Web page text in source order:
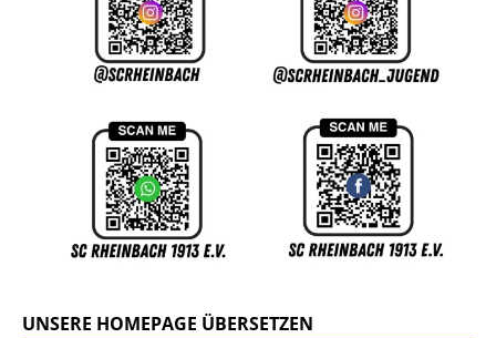
UNSERE HOMEPAGE ÜBERSETZEN